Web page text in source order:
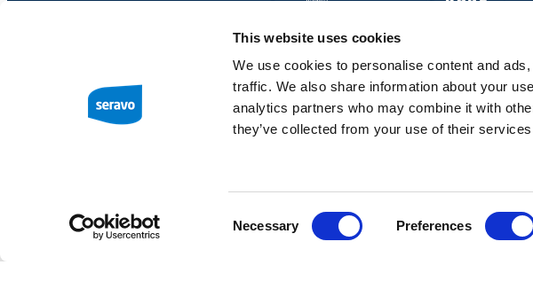
This website uses cookies
We use cookies to personalise content and
traffic. We also share information about your
analytics partners who may combine it with
they’ve collected from your use of their
Necessary Preferences